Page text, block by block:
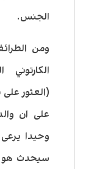
الجنس.
ومن
(العثور
على ان
وحيدا
سيحدث هو